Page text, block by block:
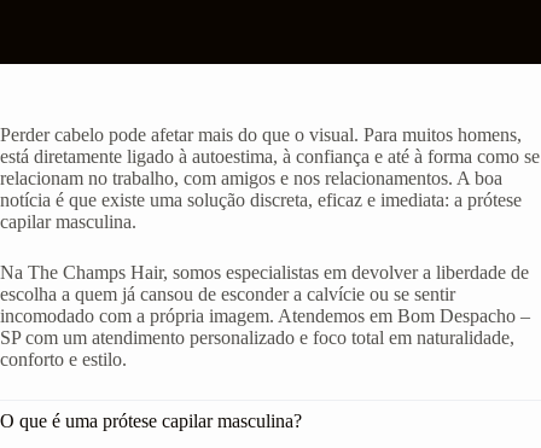
Perder cabelo pode afetar mais do que o visual. Para muitos homens,
está diretamente ligado à autoestima, à confiança e até à forma como se
relacionam no trabalho, com amigos e nos relacionamentos. A boa
notícia é que existe uma solução discreta, eficaz e imediata: a prótese
capilar masculina.
Na The Champs Hair, somos especialistas em devolver a liberdade de
escolha a quem já cansou de esconder a calvície ou se sentir
incomodado com a própria imagem. Atendemos em Bom Despacho –
SP com um atendimento personalizado e foco total em naturalidade,
conforto e estilo.
O que é uma prótese capilar masculina?